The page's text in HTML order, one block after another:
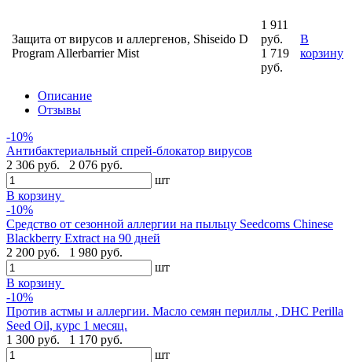
Защита от вирусов и аллергенов, Shiseido D
Program Allerbarrier Mist
1 911
руб.
1 719
руб.
В
корзину
Описание
Отзывы
-10%
Антибактериальный спрей-блокатор вирусов
2 306 руб.
2 076 руб.
шт
В корзину
-10%
Средство от сезонной аллергии на пыльцу Seedcoms Chinese
Blackberry Extract на 90 дней
2 200 руб.
1 980 руб.
шт
В корзину
-10%
Против астмы и аллергии. Масло семян периллы , DHC Perilla
Seed Oil, курс 1 месяц.
1 300 руб.
1 170 руб.
шт